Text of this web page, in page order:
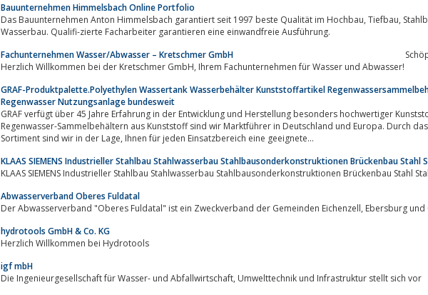
Bauunternehmen Himmelsbach Online Portfolio
Das Bauunternehmen Anton Himmelsbach garantiert seit 1997 beste Qualität im Hochbau, Tiefbau, Stahlbetonbau oder
Wasserbau. Qualifi-zierte Facharbeiter garantieren eine einwandfreie Ausführung.
Fachunternehmen Wasser/Abwasser – Kretschmer GmbH
Herzlich Willkommen bei der Kretschmer GmbH, Ihrem Fachunternehmen für Wasser und Abwasser!
GRAF-Produktpalette.Polyethylen Wassertank Wasserbehälter Kunststoffartikel
Regenwasser Nutzungsanlage bundesweit
GRAF verfügt über 45 Jahre Erfahrung in der Entwicklung und Herstellung besonders hochwertiger
Regenwasser-Sammelbehältern aus Kunststoff sind wir Marktführer in Deutschland und Europa. Durch
Sortiment sind wir in der Lage, Ihnen für jeden Einsatzbereich eine geeignete...
KLAAS SIEMENS Industrieller Stahlbau Stahlwasserbau Stahlbausonderkonstruktionen Brückenbau Stahl
KLAAS SIEMENS Industrieller Stahlbau Stahlwasserbau Stahlbausonderkonstruktionen Brückenbau Stahl
Abwasserverband Oberes Fuldatal
Der Abwasserverband "Oberes Fuldatal" ist ein Zweckverband der
hydrotools GmbH & Co. KG
Herzlich Willkommen bei Hydrotools
igf mbH
Die Ingenieurgesellschaft für Wasser- und Abfallwirtschaft, Umwelttechnik und Infrastruktur stellt sich vor